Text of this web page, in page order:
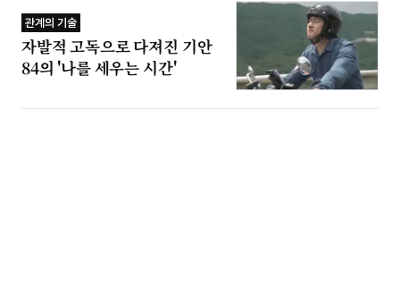
관계의 기술
자발적 고독으로 다져진 기안
84의 '나를 세우는 시간'